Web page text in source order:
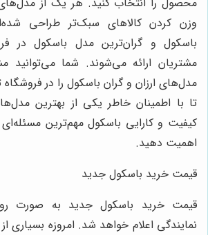
وزن کردن کالاهای سبک‌تر طراحی
باسکول و گران‌ترین مدل باسکول در
مشتریان ارائه می‌شوند. شما می‌توانید
مدل‌های ارزان و گران باسکول را در فروشگاه
تا با اطمینان خاطر یکی از بهترین
کیفیت و کارایی باسکول مهم‌ترین
اهمیت دهید.
قیمت خرید باسکول جدید
قیمت خرید باسکول جدید به صورت
نمایندگی اعلام خواهد شد. امروزه بسیاری از